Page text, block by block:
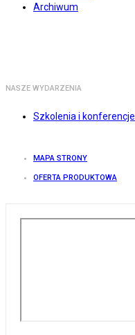
Archiwum
NASZE WYDARZENIA
Szkolenia i konferencje
MAPA STRONY
OFERTA PRODUKTOWA